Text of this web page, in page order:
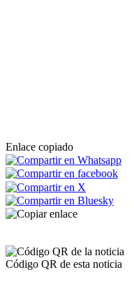
Enlace copiado
Código QR de esta noticia